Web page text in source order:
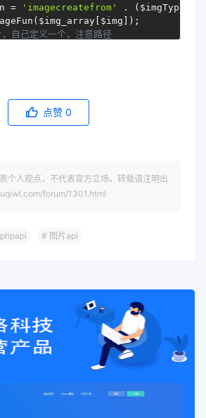
= 'imagecreatefrom' . ( $imgType
( $img_array [ $img ] ) ;
自己定义一个，注意路径
($i);
($i,$x,
=$r;
=$g;
=round($bTotal/$total);
$imgurl 'Color'
)
图片地址
点赞 0
个人观点，不代表官方立场。转载请注明出
forum/1301.html
# 图片api